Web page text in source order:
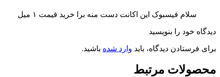
سلام فیسبوک این اکانت دست منه برا خرید قیمت ۱ میل
دیدگاه خود را بنویسید
برای فرستادن دیدگاه، باید وارد شده باشید.
محصولات مرتبط